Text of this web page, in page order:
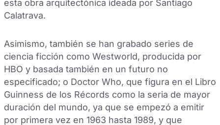
esta obra arquitectónica ideada por Santiago
Calatrava.
Asimismo, también se han grabado series de
ciencia ficción como Westworld, producida por
HBO y basada también en un futuro no
especificado; o Doctor Who, que figura en el Libro
Guinness de los Récords como la seria de mayor
duración del mundo, ya que se empezó a emitir
por primera vez en 1963 hasta 1989, y que